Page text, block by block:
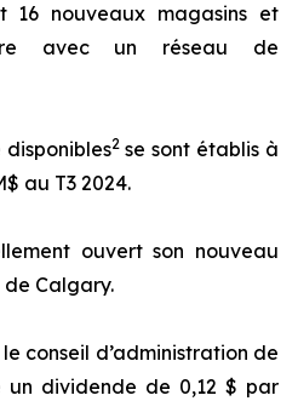
16 nouveaux magasins et
avec un réseau de
2se sont établis à
au T3 2024.
ouvert son nouveau
Calgary.
conseil d’administration de
dividende de 0,12 $ par